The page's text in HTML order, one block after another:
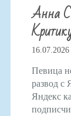
Анна
16.07.2026
Певица
развод
Яндекс